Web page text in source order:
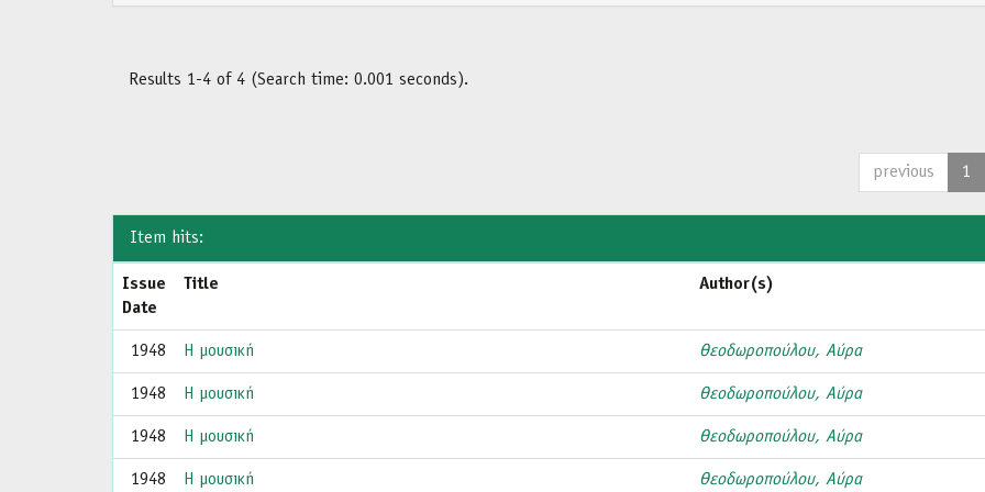
Results 1-4 of 4 (Search time: 0.001 seconds).
previous 1
Item hits:
Issue
Date
Title Author(s)
1948 Η μουσική Θεοδωροπούλου, Αύρα
1948 Η μουσική Θεοδωροπούλου, Αύρα
1948 Η μουσική Θεοδωροπούλου, Αύρα
1948 Η μουσική Θεοδωροπούλου, Αύρα